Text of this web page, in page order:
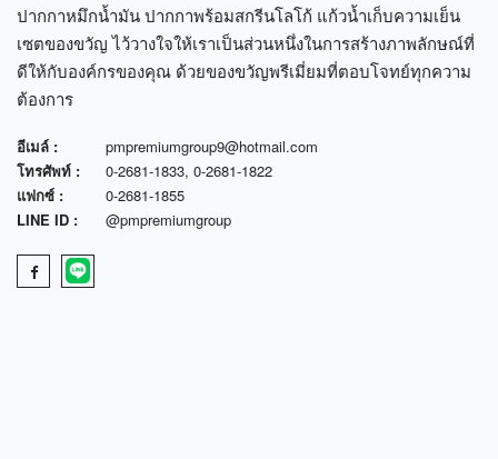
ปากกาหมึกน้ำมัน ปากกาพร้อมสกรีนโลโก้ แก้วน้ำเก็บความเย็น
เซตของขวัญ ไว้วางใจให้เราเป็นส่วนหนึ่งในการสร้างภาพลักษณ์ที่
ดีให้กับองค์กรของคุณ ด้วยของขวัญพรีเมี่ยมที่ตอบโจทย์ทุกความ
ต้องการ
อีเมล์ :
pmpremiumgroup9@hotmail.com
โทรศัพท์ :
0-2681-1833, 0-2681-1822
แฟกซ์ :
0-2681-1855
LINE ID :
@pmpremiumgroup